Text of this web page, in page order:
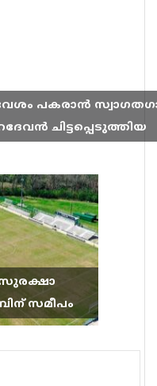
പകരാൻ
ചിട്ടപ്പെടുത്തിയ
സുരക്ഷാ
സമീപം